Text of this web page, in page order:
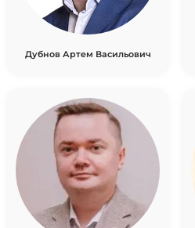
Дубнов Артем Васильович